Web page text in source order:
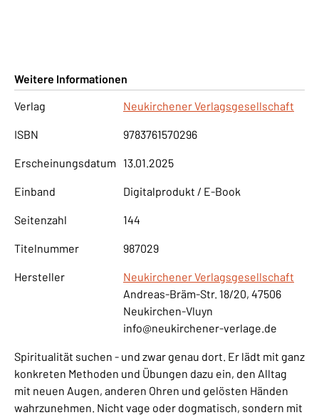
Weitere Informationen
Verlag
Neukirchener Verlagsgesellschaft
ISBN 9783761570296
Erscheinungsdatum 13.01.2025
Einband Digitalprodukt / E-Book
Seitenzahl 144
Titelnummer 987029
Hersteller
Neukirchener Verlagsgesellschaft
Andreas-Bräm-Str. 18/20, 47506
Neukirchen-Vluyn
info@neukirchener-verlage.de
Spiritualität suchen - und zwar genau dort. Er lädt mit ganz
konkreten Methoden und Übungen dazu ein, den Alltag
mit neuen Augen, anderen Ohren und gelösten Händen
wahrzunehmen. Nicht vage oder dogmatisch, sondern mit